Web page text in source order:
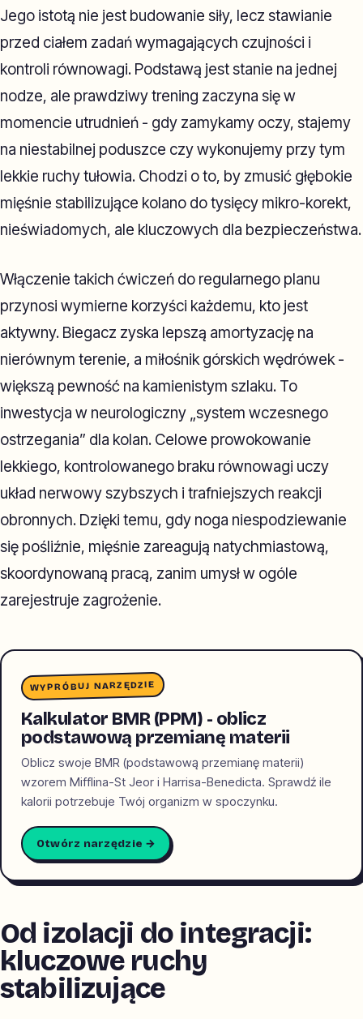
Jego istotą nie jest budowanie siły, lecz stawianie
przed ciałem zadań wymagających czujności i
kontroli równowagi. Podstawą jest stanie na jednej
nodze, ale prawdziwy trening zaczyna się w
momencie utrudnień - gdy zamykamy oczy, stajemy
na niestabilnej poduszce czy wykonujemy przy tym
lekkie ruchy tułowia. Chodzi o to, by zmusić głębokie
mięśnie stabilizujące kolano do tysięcy mikro-korekt,
nieświadomych, ale kluczowych dla bezpieczeństwa.
Włączenie takich ćwiczeń do regularnego planu
przynosi wymierne korzyści każdemu, kto jest
aktywny. Biegacz zyska lepszą amortyzację na
nierównym terenie, a miłośnik górskich wędrówek -
większą pewność na kamienistym szlaku. To
inwestycja w neurologiczny „system wczesnego
ostrzegania” dla kolan. Celowe prowokowanie
lekkiego, kontrolowanego braku równowagi uczy
układ nerwowy szybszych i trafniejszych reakcji
obronnych. Dzięki temu, gdy noga niespodziewanie
się pośliźnie, mięśnie zareagują natychmiastową,
skoordynowaną pracą, zanim umysł w ogóle
zarejestruje zagrożenie.
WYPRÓBUJ NARZĘDZIE
Kalkulator BMR (PPM) - oblicz
podstawową przemianę materii
Oblicz swoje BMR (podstawową przemianę materii)
wzorem Mifflina-St Jeor i Harrisa-Benedicta. Sprawdź ile
kalorii potrzebuje Twój organizm w spoczynku.
Otwórz narzędzie →
Od izolacji do integracji:
kluczowe ruchy
stabilizujące